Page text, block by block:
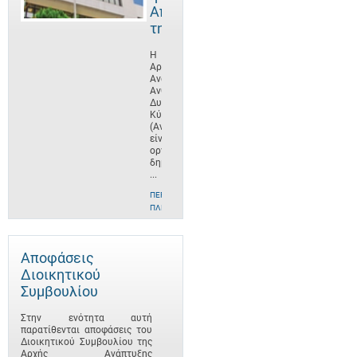
Αποστολή
της
Η
Αρχή
Ανάπτυξης
Ανθρώπινου
Δυναμικού
Κύπρου
(ΑνΑΔ)
είναι
οργανισμός
δημοσίου
...
ΠΕΡΙΣΣΌΤΕΡΕΣ
ΠΛΗΡΟΦΟΡΊΕΣ
Αποφάσεις
Διοικητικού
Συμβουλίου
Στην ενότητα αυτή
παρατίθενται αποφάσεις του
Διοικητικού Συμβουλίου της
Αρχής Ανάπτυξης